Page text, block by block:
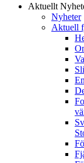
Aktuellt
Nyheter
Aktuell